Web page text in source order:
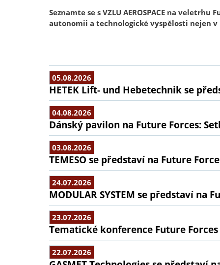
Seznamte se s VZLU AEROSPACE na
autonomii a technologické vyspělosti nejen v
05.08.2026
HETEK Lift- und Hebetechnik se
04.08.2026
Dánský pavilon na Future Forces:
03.08.2026
TEMESO se představí na Future
24.07.2026
MODULAR SYSTEM se představí na
23.07.2026
Tematické konference Future
22.07.2026